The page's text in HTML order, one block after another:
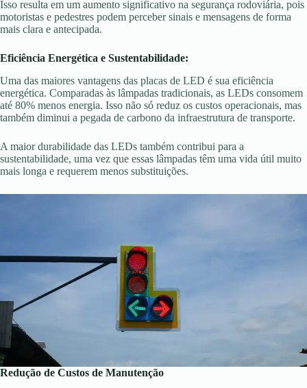
Isso resulta em um aumento significativo na segurança rodoviária, pois
motoristas e pedestres podem perceber sinais e mensagens de forma
mais clara e antecipada.
Eficiência Energética e Sustentabilidade:
Uma das maiores vantagens das placas de LED é sua eficiência
energética. Comparadas às lâmpadas tradicionais, as LEDs consomem
até 80% menos energia. Isso não só reduz os custos operacionais, mas
também diminui a pegada de carbono da infraestrutura de transporte.
A maior durabilidade das LEDs também contribui para a
sustentabilidade, uma vez que essas lâmpadas têm uma vida útil muito
mais longa e requerem menos substituições.
Redução de Custos de Manutenção